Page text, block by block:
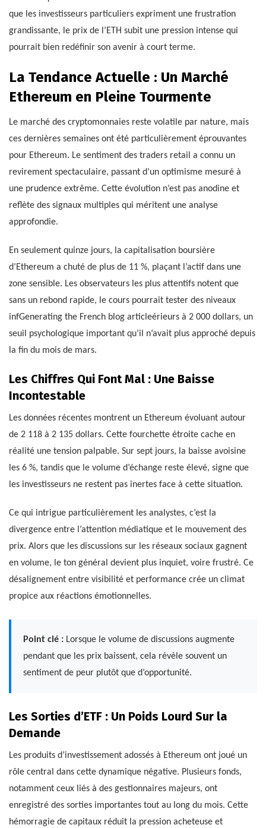
que les investisseurs particuliers expriment une frustration
grandissante, le prix de l’ETH subit une pression intense qui
pourrait bien redéfinir son avenir à court terme.
La Tendance Actuelle : Un Marché
Ethereum en Pleine Tourmente
Le marché des cryptomonnaies reste volatile par nature, mais
ces dernières semaines ont été particulièrement éprouvantes
pour Ethereum. Le sentiment des traders retail a connu un
revirement spectaculaire, passant d’un optimisme mesuré à
une prudence extrême. Cette évolution n’est pas anodine et
reflète des signaux multiples qui méritent une analyse
approfondie.
En seulement quinze jours, la capitalisation boursière
d’Ethereum a chuté de plus de 11 %, plaçant l’actif dans une
zone sensible. Les observateurs les plus attentifs notent que
sans un rebond rapide, le cours pourrait tester des niveaux
infGenerating the French blog articleérieurs à 2 000 dollars, un
seuil psychologique important qu’il n’avait plus approché depuis
la fin du mois de mars.
Les Chiffres Qui Font Mal : Une Baisse
Incontestable
Les données récentes montrent un Ethereum évoluant autour
de 2 118 à 2 135 dollars. Cette fourchette étroite cache en
réalité une tension palpable. Sur sept jours, la baisse avoisine
les 6 %, tandis que le volume d’échange reste élevé, signe que
les investisseurs ne restent pas inertes face à cette situation.
Ce qui intrigue particulièrement les analystes, c’est la
divergence entre l’attention médiatique et le mouvement des
prix. Alors que les discussions sur les réseaux sociaux gagnent
en volume, le ton général devient plus inquiet, voire frustré. Ce
désalignement entre visibilité et performance crée un climat
propice aux réactions émotionnelles.
Point clé : Lorsque le volume de discussions augmente
pendant que les prix baissent, cela révèle souvent un
sentiment de peur plutôt que d’opportunité.
Les Sorties d’ETF : Un Poids Lourd Sur la
Demande
Les produits d’investissement adossés à Ethereum ont joué un
rôle central dans cette dynamique négative. Plusieurs fonds,
notamment ceux liés à des gestionnaires majeurs, ont
enregistré des sorties importantes tout au long du mois. Cette
hémorragie de capitaux réduit la pression acheteuse et